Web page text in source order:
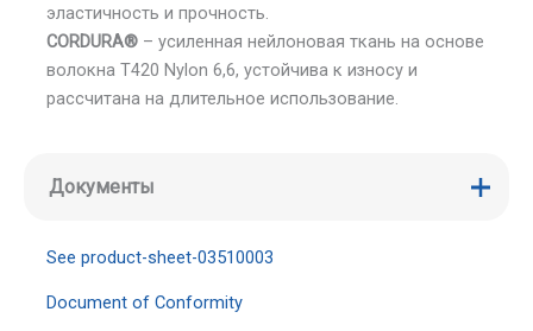
эластичность и прочность.
CORDURA®– усиленная нейлоновая ткань на основе
волокна T420 Nylon 6,6, устойчива к износу и
рассчитана на длительное использование.
Документы
See product-sheet-03510003
Document of Conformity